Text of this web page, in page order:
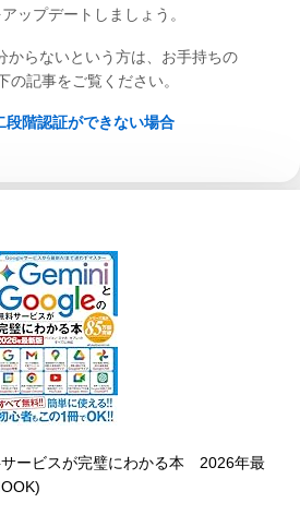
ップデートしましょう。
からないという方は、お手持ちの
の記事をご覧ください。
階認証ができない場合
ービスが完璧にわかる本 2026年最